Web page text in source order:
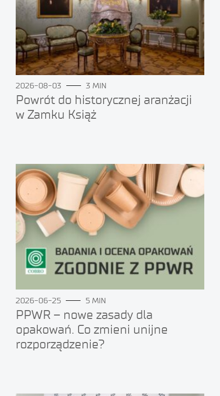
2026-08-03 3 MIN
Powrót do historycznej aranżacji
w Zamku Książ
2026-06-25 5 MIN
PPWR – nowe zasady dla
opakowań. Co zmieni unijne
rozporządzenie?